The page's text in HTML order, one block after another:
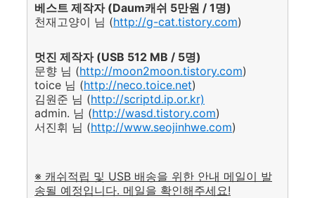
베스트 제작자 (Daum캐쉬 5만원 / 1명)
천재고양이 님 (http://g-cat.tistory.com)
멋진 제작자 (USB 512 MB / 5명)
문향 님 (http://moon2moon.tistory.com)
toice 님 (http://neco.toice.net)
김원준 님 (http://scriptd.ip.or.kr)
admin. 님 (http://wasd.tistory.com)
서진휘 님 (http://www.seojinhwe.com)
※ 캐쉬적립 및 USB 배송을 위한 안내 메일이 발
송될 예정입니다. 메일을 확인해주세요!